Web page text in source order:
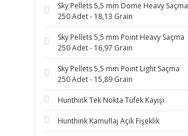
Sky Pellets 5,5 mm Dome Heavy Saçma
250 Adet - 18,13 Grain
Sky Pellets 5,5 mm Point Heavy Saçma
250 Adet - 16,97 Grain
Sky Pellets 5,5 mm Point Light Saçma
250 Adet - 15,89 Grain
Hunthink Tek Nokta Tüfek Kayışı
Hunthink Kamuflaj Açık Fişeklik